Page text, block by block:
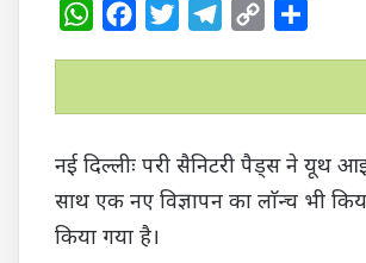
W
t
A
p
p
e
o
k
t
t
e
r
e
g
r
a
y
i
n
r
नई दिल्लीः परी सैनिटरी पैड्स ने यूथ
साथ एक नए विज्ञापन का लाॅन्च भी
किया गया है।